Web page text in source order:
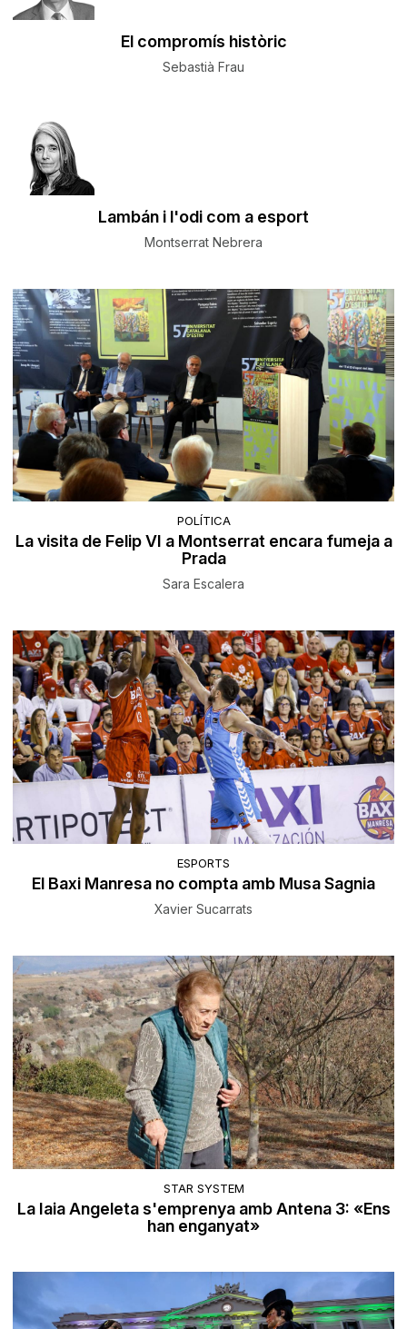
El compromís històric
Sebastià Frau
Lambán i l'odi com a esport
Montserrat Nebrera
POLÍTICA
La visita de Felip VI a Montserrat encara fumeja a
Prada
Sara Escalera
ESPORTS
El Baxi Manresa no compta amb Musa Sagnia
Xavier Sucarrats
STAR SYSTEM
La Iaia Angeleta s'emprenya amb Antena 3: «Ens
han enganyat»